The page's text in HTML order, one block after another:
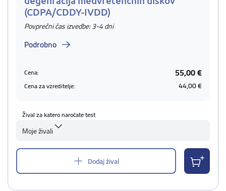
(CDPA/CDDY-IVDD)
Povprečni čas izvedbe: 3-4 dni
Podrobno
Cena: 55,00 €
Cena za vzreditelje: 44,00 €
Žival za katero naročate test
Moje živali
Dodaj žival